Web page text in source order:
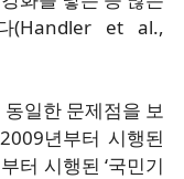
(Handler et al.,
일한 문제점을 보
년부터 시행된
터 시행된 ‘국민기